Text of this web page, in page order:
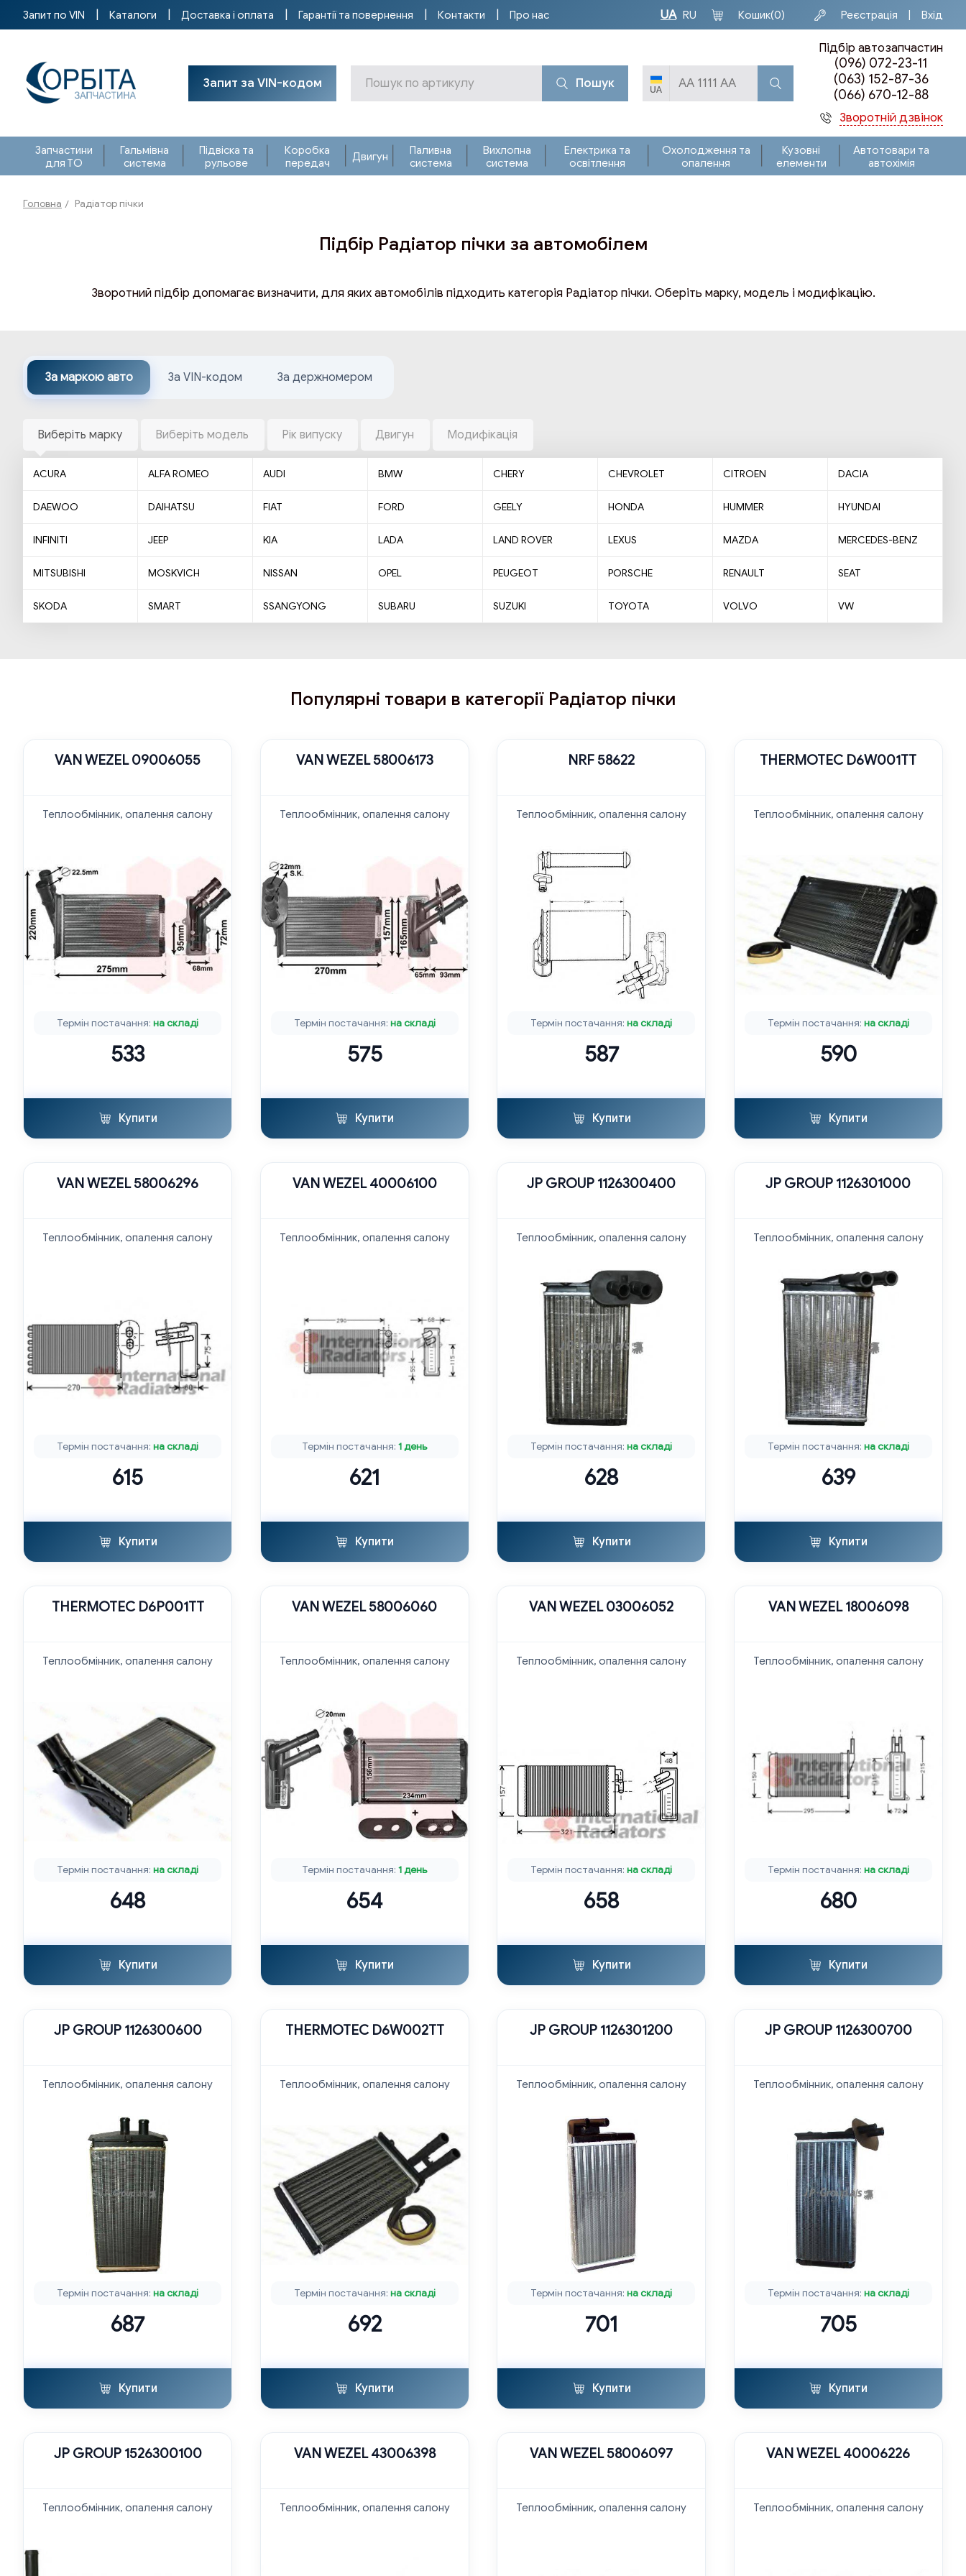
Запит по VIN Каталоги Доставка і оплата Гарантії та повернення Контакти Про нас UA RU Кошик(0) Реєстрація Вхід
Запит за VIN-кодом Пошук
Підбір автозапчастин
(096) 072-23-11
(063) 152-87-36
(066) 670-12-88
Зворотній дзвінок
Запчастини
для ТО
Гальмівна
система
Підвіска та
рульове
Коробка
передач
Двигун
Паливна
система
Вихлопна
система
Електрика та
освітлення
Охолодження та
опалення
Кузовні
елементи
Автотовари та
автохімія
Головна Радіатор пічки
Підбір Радіатор пічки за автомобілем
Зворотний підбір допомагає визначити, для яких автомобілів підходить категорія Радіатор пічки. Оберіть марку, модель і модифікацію.
За маркою авто За VIN-кодом За держномером
Виберіть марку Виберіть модель Рік випуску Двигун Модифікація
ACURA ALFA ROMEO AUDI BMW CHERY CHEVROLET CITROEN DACIA
DAEWOO DAIHATSU FIAT FORD GEELY HONDA HUMMER HYUNDAI
INFINITI JEEP KIA LADA LAND ROVER LEXUS MAZDA MERCEDES-BENZ
MITSUBISHI MOSKVICH NISSAN OPEL PEUGEOT PORSCHE RENAULT SEAT
SKODA SMART SSANGYONG SUBARU SUZUKI TOYOTA VOLVO VW
Популярні товари в категорії Радіатор пічки
VAN WEZEL 09006055
Теплообмінник, опалення салону
Термін постачання:на складі
533
Купити
VAN WEZEL 58006173
Теплообмінник, опалення салону
Термін постачання: на складі
575
Купити
NRF 58622
Теплообмінник, опалення салону
Термін постачання:на складі
587
Купити
THERMOTEC D6W001TT
Теплообмінник, опалення салону
Термін постачання: на складі
590
Купити
VAN WEZEL 58006296
Теплообмінник, опалення салону
Термін постачання:на складі
615
Купити
VAN WEZEL 40006100
Теплообмінник, опалення салону
Термін постачання:1 день
621
Купити
JP GROUP 1126300400
Теплообмінник, опалення салону
Термін постачання:на складі
628
Купити
JP GROUP 1126301000
Теплообмінник, опалення салону
Термін постачання: на складі
639
Купити
THERMOTEC D6P001TT
Теплообмінник, опалення салону
Термін постачання:на складі
648
Купити
VAN WEZEL 58006060
Теплообмінник, опалення салону
Термін постачання:1 день
654
Купити
VAN WEZEL 03006052
Теплообмінник, опалення салону
Термін постачання:на складі
658
Купити
VAN WEZEL 18006098
Теплообмінник, опалення салону
Термін постачання: на складі
680
Купити
JP GROUP 1126300600
Теплообмінник, опалення салону
Термін постачання:на складі
687
Купити
THERMOTEC D6W002TT
Теплообмінник, опалення салону
Термін постачання: на складі
692
Купити
JP GROUP 1126301200
Теплообмінник, опалення салону
Термін постачання:на складі
701
Купити
JP GROUP 1126300700
Теплообмінник, опалення салону
Термін постачання: на складі
705
Купити
JP GROUP 1526300100
Теплообмінник, опалення салону
VAN WEZEL 43006398
Теплообмінник, опалення салону
VAN WEZEL 58006097
Теплообмінник, опалення салону
VAN WEZEL 40006226
Теплообмінник, опалення салону